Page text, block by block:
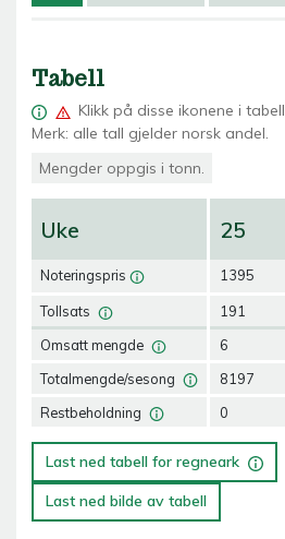
Tabell
Klikk på disse ikonene i
Merk: alle tall gjelder norsk andel.
Mengder oppgis i tonn.
Uke
Noteringspris
Tollsats
Omsatt mengde
Totalmengde/sesong
Restbeholdning
25
1395
191
6
8197
0
Last ned tabell for regneark
Last ned bilde av tabell